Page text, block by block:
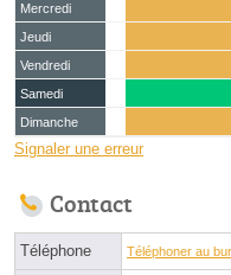
Mercredi
Jeudi
Vendredi
Samedi
Dimanche
Signaler une erreur
Contact
Téléphone Téléphoner au